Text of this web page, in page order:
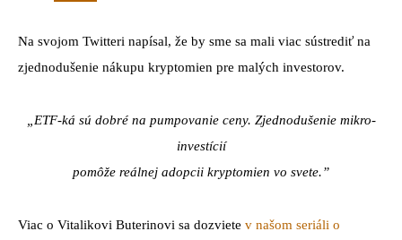
Na svojom Twitteri napísal, že by sme sa mali viac sústrediť na
zjednodušenie nákupu kryptomien pre malých investorov.
„ETF-ká sú dobré na pumpovanie ceny. Zjednodušenie mikro-
investícií
pomôže reálnej adopcii kryptomien vo svete.”
Viac o Vitalikovi Buterinovi sa dozviete v našom seriáli o